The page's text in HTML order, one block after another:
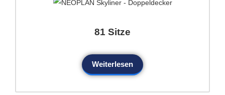
81 Sitze
Weiterlesen